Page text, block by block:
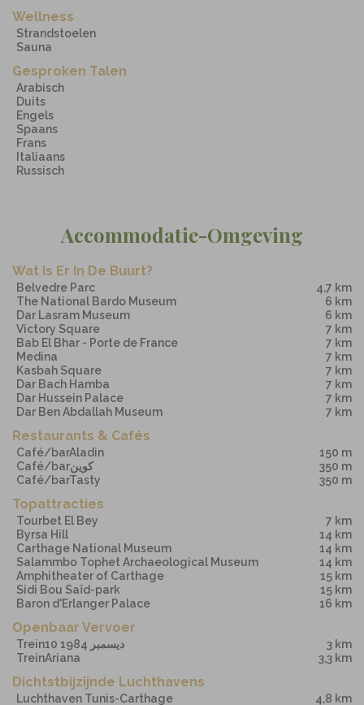
Wellness
Strandstoelen
Sauna
Gesproken Talen
Arabisch
Duits
Engels
Spaans
Frans
Italiaans
Russisch
Accommodatie-Omgeving
Wat Is Er In De Buurt?
Belvedre Parc
4,7 km
The National Bardo Museum
6 km
Dar Lasram Museum
6 km
Victory Square
7 km
Bab El Bhar - Porte de France
7 km
Medina
7 km
Kasbah Square
7 km
Dar Bach Hamba
7 km
Dar Hussein Palace
7 km
Dar Ben Abdallah Museum
7 km
Restaurants & Cafés
Café/barAladin
150 m
Café/barكوين
350 m
Café/barTasty
350 m
Topattracties
Tourbet El Bey
7 km
Byrsa Hill
14 km
Carthage National Museum
14 km
Salammbo Tophet Archaeological Museum
14 km
Amphitheater of Carthage
15 km
Sidi Bou Saïd-park
15 km
Baron d'Erlanger Palace
16 km
Openbaar Vervoer
Trein10 ديسمبر 1984
3 km
TreinAriana
3,3 km
Dichtstbijzijnde Luchthavens
Luchthaven Tunis-Carthage
4,8 km